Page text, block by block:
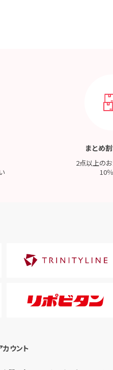
まとめ
2点以上の
10
ウント